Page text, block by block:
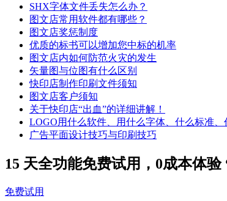
SHX字体文件丢失怎么办？
图文店常用软件都有哪些？
图文店奖惩制度
优质的标书可以增加您中标的机率
图文店内如何防范火灾的发生
矢量图与位图有什么区别
快印店制作印刷文件须知
图文店客户须知
关于快印店“出血”的详细讲解！
LOGO用什么软件、用什么字体、什么标准
广告平面设计技巧与印刷技巧
15 天全功能免费试用，0成本体验
免费试用